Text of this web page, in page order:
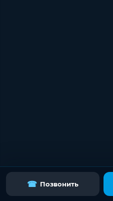
☎ Позвонить